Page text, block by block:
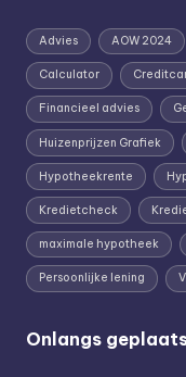
Advies AOW 2024
Calculator
Financieel advies
Huizenprijzen Grafiek
Hypotheekrente
Kredietcheck
maximale hypotheek
Persoonlijke lening
Onlangs